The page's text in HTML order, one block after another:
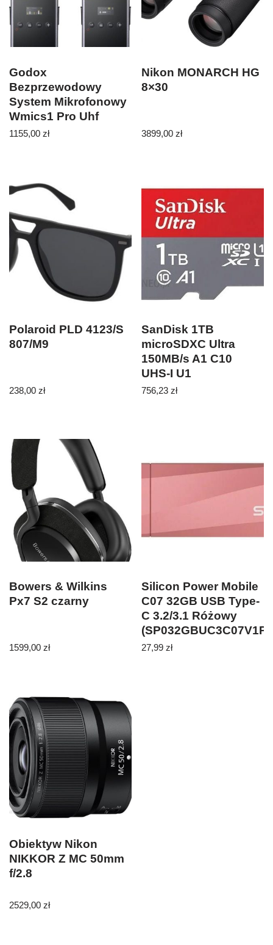
Godox
Bezprzewodowy
System Mikrofonowy
Wmics1 Pro Uhf
1155,00 zł
Nikon MONARCH HG
8×30
3899,00zł
Polaroid PLD 4123/S
807/M9
238,00 zł
SanDisk 1TB
microSDXC Ultra
150MB/s A1 C10
UHS-I U1
756,23zł
Bowers & Wilkins
Px7 S2 czarny
1599,00 zł
Silicon Power Mobile
C07 32GB USB Type-
C 3.2/3.1 Różowy
(SP032GBUC3C07V1P)
27,99zł
Obiektyw Nikon
NIKKOR Z MC 50mm
f/2.8
2529,00 zł